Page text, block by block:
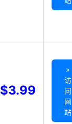
$3.99
»
访
问
网
站